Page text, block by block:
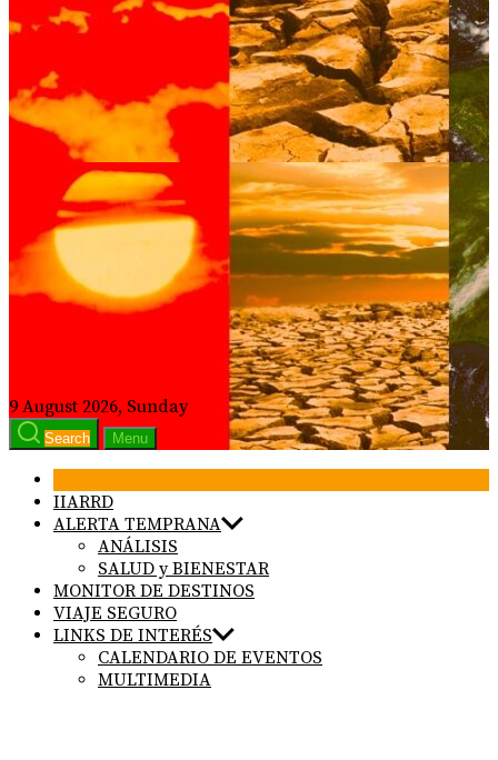
9 August 2026, Sunday
Search Menu
IIARRD
ALERTA TEMPRANA
ANÁLISIS
SALUD y BIENESTAR
MONITOR DE DESTINOS
VIAJE SEGURO
LINKS DE INTERÉS
CALENDARIO DE EVENTOS
MULTIMEDIA